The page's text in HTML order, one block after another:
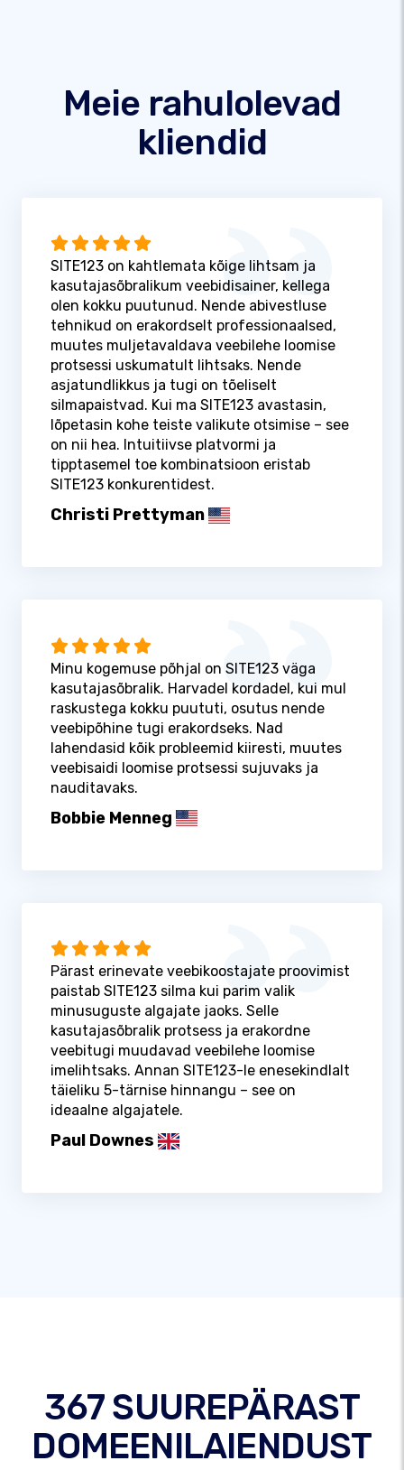
Meie rahulolevad
kliendid
SITE123 on kahtlemata kõige lihtsam ja
kasutajasõbralikum veebidisainer, kellega
olen kokku puutunud. Nende abivestluse
tehnikud on erakordselt professionaalsed,
muutes muljetavaldava veebilehe loomise
protsessi uskumatult lihtsaks. Nende
asjatundlikkus ja tugi on tõeliselt
silmapaistvad. Kui ma SITE123 avastasin,
lõpetasin kohe teiste valikute otsimise – see
on nii hea. Intuitiivse platvormi ja
tipptasemel toe kombinatsioon eristab
SITE123 konkurentidest.
Christi Prettyman
Minu kogemuse põhjal on SITE123 väga
kasutajasõbralik. Harvadel kordadel, kui mul
raskustega kokku puututi, osutus nende
veebipõhine tugi erakordseks. Nad
lahendasid kõik probleemid kiiresti, muutes
veebisaidi loomise protsessi sujuvaks ja
nauditavaks.
Bobbie Menneg
Pärast erinevate veebikoostajate proovimist
paistab SITE123 silma kui parim valik
minusuguste algajate jaoks. Selle
kasutajasõbralik protsess ja erakordne
veebitugi muudavad veebilehe loomise
imelihtsaks. Annan SITE123-le enesekindlalt
täieliku 5-tärnise hinnangu – see on
ideaalne algajatele.
Paul Downes
367 SUUREPÄRAST
DOMEENILAIENDUST